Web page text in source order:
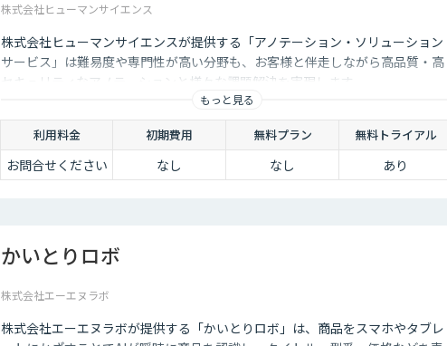
株式会社ヒューマンサイエンス
株式会社ヒューマンサイエンスが提供する「アノテーション・ソリューション
サービス」は難易度や専門性が高い分野も、お客様と伴走しながら高品質・高
セキュリティなアノテーションと様々な課題解決を実現します。
もっと見る
利用料金 初期費用 無料プラン 無料トライアル
お問合せください なし なし あり
かいとりロボ
株式会社エーエヌラボ
株式会社エーエヌラボが提供する「かいとりロボ」は、商品をスマホやタブレ